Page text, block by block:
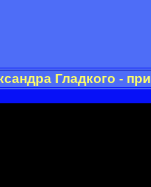
Гладкого -